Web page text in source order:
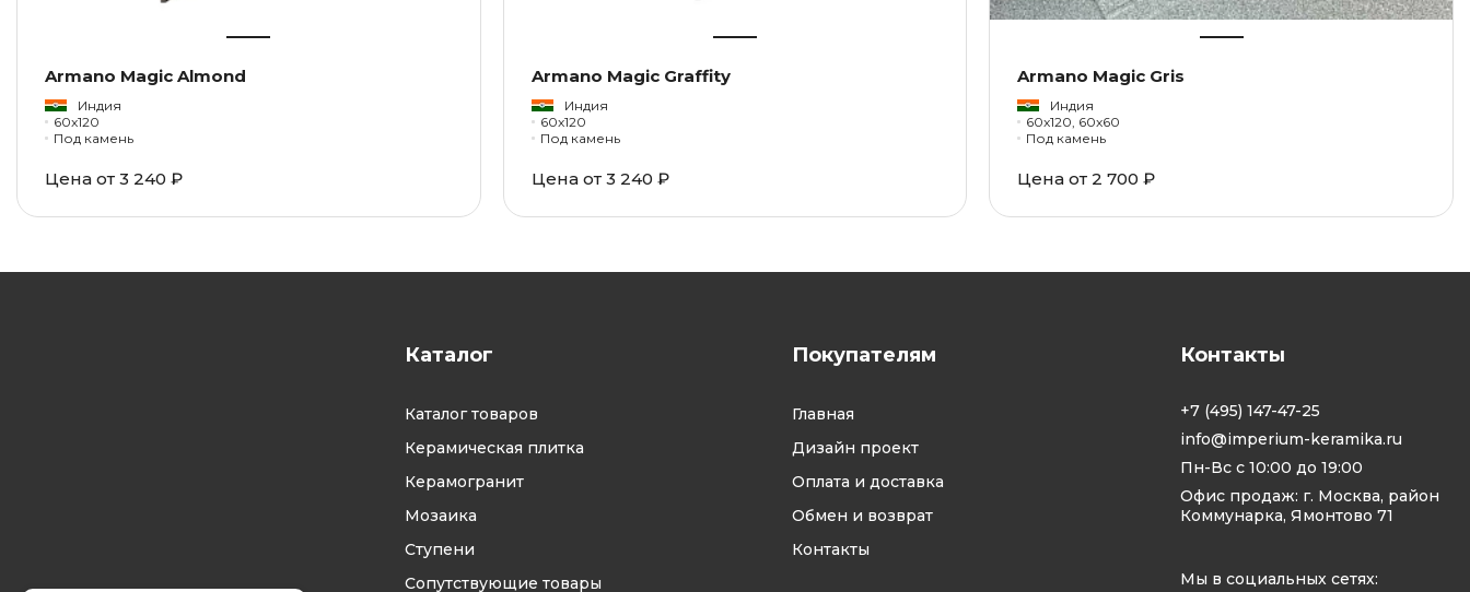
Armano Magic Almond
Индия
60x120
Под камень
Цена от 3 240 ₽
Armano Magic Graffity
Индия
60x120
Под камень
Цена от 3 240 ₽
Armano Magic Gris
Индия
60x120, 60x60
Под камень
Цена от 2 700 ₽
Каталог
Каталог товаров
Керамическая плитка
Керамогранит
Мозаика
Ступени
Сопутствующие товары
Покупателям
Главная
Дизайн проект
Оплата и доставка
Обмен и возврат
Контакты
Контакты
+7 (495) 147-47-25
info@imperium-keramika.ru
Пн-Вс с 10:00 до 19:00
Офис продаж: г. Москва, район
Коммунарка, Ямонтово 71
Мы в социальных сетях: